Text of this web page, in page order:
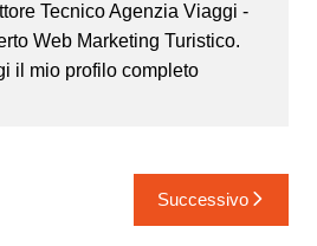
Tecnico Agenzia Viaggi -
Web Marketing Turistico.
il mio profilo completo
Successivo